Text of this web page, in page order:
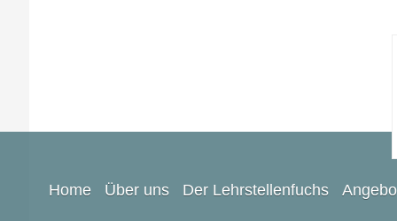
Home Über uns Der Lehrstellenfuchs